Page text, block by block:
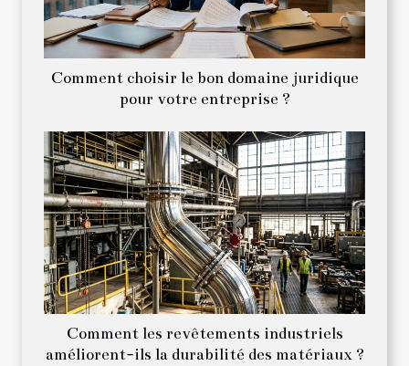
Comment choisir le bon domaine juridique
pour votre entreprise ?
Comment les revêtements industriels
améliorent-ils la durabilité des matériaux ?